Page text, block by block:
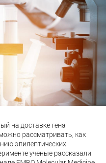
на доставке гена
рассматривать, как
эпилептических
ученые рассказали